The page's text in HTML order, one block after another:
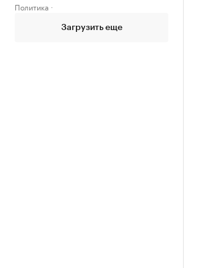
Политика
Загрузить еще